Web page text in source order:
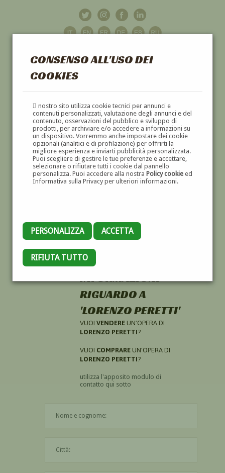
CONSENSO ALL'USO DEI
COOKIES
Il nostro sito utilizza cookie tecnici per annunci e
contenuti personalizzati, valutazione degli annunci e del
contenuto, osservazioni del pubblico e sviluppo di
prodotti, per archiviare e/o accedere a informazioni su
un dispositivo. Vorremmo anche impostare dei cookie
opzionali (analitici e di profilazione) per offrirti la
migliore esperienza e inviarti pubblicità personalizzata.
Puoi scegliere di gestire le tue preferenze e accettare,
selezionare o rifiutare tutti i cookie dal pannello
personalizza. Puoi accedere alla nostra Policy cookieed
Informativa sulla Privacy per ulteriori informazioni.
PERSONALIZZA ACCETTA
RIFIUTA TUTTO
GALLERIAD'ARTE
DIPINTI E SCULTURE '800 E '900
HAI CERCATO
INFORMAZIONI
RIGUARDO A
'LORENZO PERETTI'
VUOI VENDERE UN'OPERA DI
LORENZO PERETTI?
VUOI COMPRARE UN'OPERA DI
LORENZO PERETTI?
utilizza l'apposito modulo di
contatto qui sotto